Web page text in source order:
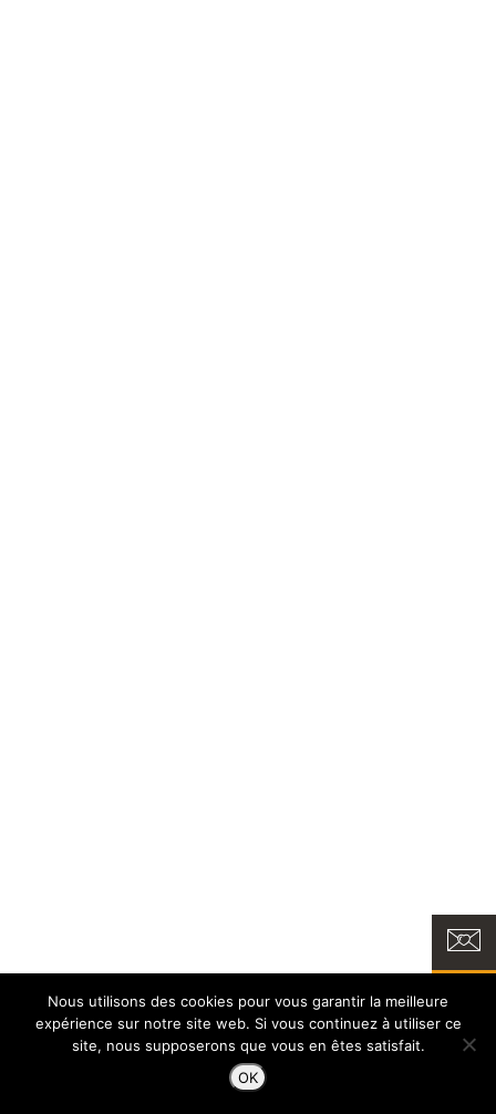
Nous utilisons des cookies pour vous garantir la meilleure
expérience sur notre site web. Si vous continuez à utiliser ce
site, nous supposerons que vous en êtes satisfait.
OK